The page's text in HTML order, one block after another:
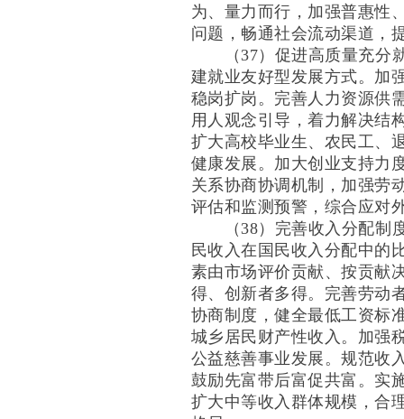
为、量力而行，加强普惠性
问题，畅通社会流动渠道，
（37）促进高质量充分就
建就业友好型发展方式。加
稳岗扩岗。完善人力资源供
用人观念引导，着力解决结
扩大高校毕业生、农民工、
健康发展。加大创业支持力
关系协商协调机制，加强劳
评估和监测预警，综合应对
（38）完善收入分配制度
民收入在国民收入分配中的
素由市场评价贡献、按贡献
得、创新者多得。完善劳动
协商制度，健全最低工资标
城乡居民财产性收入。加强
公益慈善事业发展。规范收
鼓励先富带后富促共富。实
扩大中等收入群体规模，合